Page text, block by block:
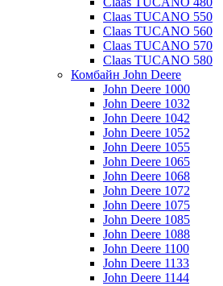
Claas TUCANO 550
Claas TUCANO 560
Claas TUCANO 570
Claas TUCANO 580
Комбайн John Deere
John Deere 1000
John Deere 1032
John Deere 1042
John Deere 1052
John Deere 1055
John Deere 1065
John Deere 1068
John Deere 1072
John Deere 1075
John Deere 1085
John Deere 1088
John Deere 1100
John Deere 1133
John Deere 1144